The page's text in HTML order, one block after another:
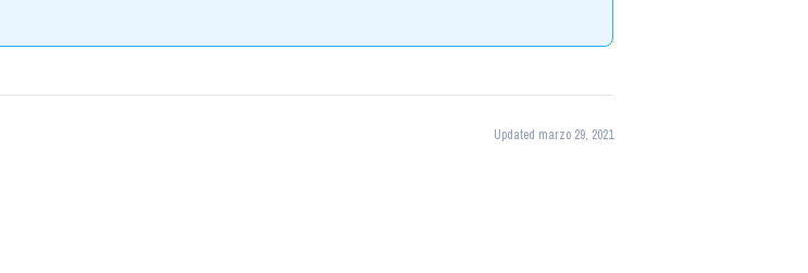
Updated marzo 29, 2021